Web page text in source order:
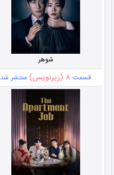
شوهر
قسمت ۸ (زیرنویس) منتشر شد